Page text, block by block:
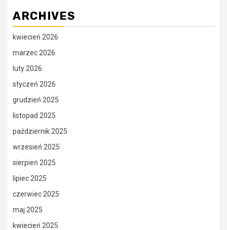
ARCHIVES
kwiecień 2026
marzec 2026
luty 2026
styczeń 2026
grudzień 2025
listopad 2025
październik 2025
wrzesień 2025
sierpień 2025
lipiec 2025
czerwiec 2025
maj 2025
kwiecień 2025